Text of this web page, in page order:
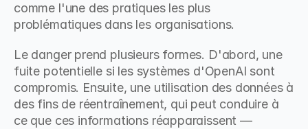
comme l'une des pratiques les plus
problématiques dans les organisations.
Le danger prend plusieurs formes. D'abord, une
fuite potentielle si les systèmes d'OpenAI sont
compromis. Ensuite, une utilisation des données à
des fins de réentraînement, qui peut conduire à
ce que ces informations réapparaissent —